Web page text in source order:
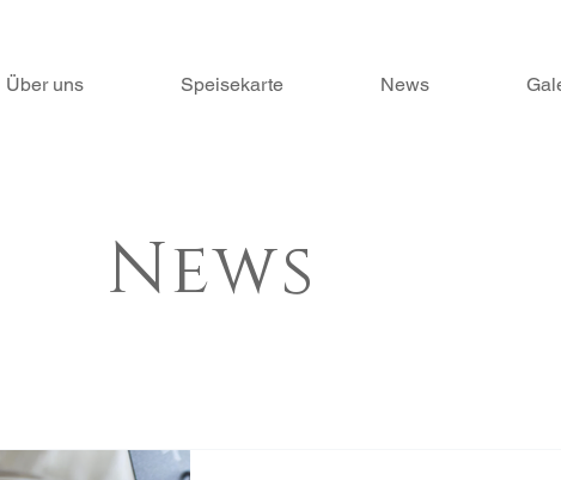
Über uns Speisekarte News
News